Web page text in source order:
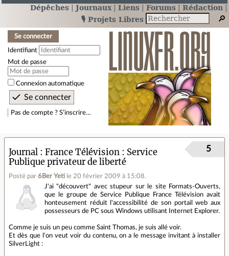
Dépêches Journaux Liens Forums
Rédaction
🎙️ Projets Libres
Se connecter
Identifiant
Mot de passe
Connexion automatique
Pas de compte ? S’inscrire…
Journal
France Télévision : Service
Publique privateur de liberté
Posté par 6Ber Yeti le 20 février 2009 à 15:08.
5
J'ai "découvert" avec stupeur sur le site Formats-Ouverts,
que le groupe de Service Publique France Télévision avait
honteusement réduit l'accessibilité de son portail web aux
possesseurs de PC sous Windows utilisant Internet Explorer.
Comme je suis un peu comme Saint Thomas, je suis allé voir.
Et dès que l'on veut voir du contenu, on a le message invitant à installer
SilverLight :